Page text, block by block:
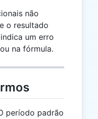
não
o resultado
um erro
na fórmula.
período padrão